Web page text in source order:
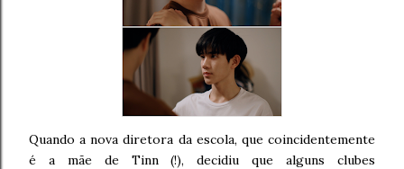
Quando a nova diretora da escola, que coincidentemente
é a mãe de Tinn (!), decidiu que alguns clubes